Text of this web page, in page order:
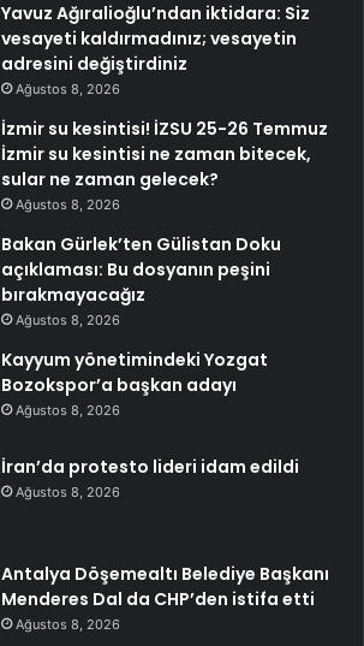
Yavuz Ağıralioğlu’ndan iktidara: Siz
vesayeti kaldırmadınız; vesayetin
adresini değiştirdiniz
Ağustos 8, 2026
İzmir su kesintisi! İZSU 25-26 Temmuz
İzmir su kesintisi ne zaman bitecek,
sular ne zaman gelecek?
Ağustos 8, 2026
Bakan Gürlek’ten Gülistan Doku
açıklaması: Bu dosyanın peşini
bırakmayacağız
Ağustos 8, 2026
Kayyum yönetimindeki Yozgat
Bozokspor’a başkan adayı
Ağustos 8, 2026
İran’da protesto lideri idam edildi
Ağustos 8, 2026
Antalya Döşemealtı Belediye Başkanı
Menderes Dal da CHP’den istifa etti
Ağustos 8, 2026